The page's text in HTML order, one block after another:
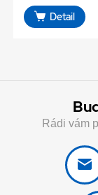
Detail
Rádi vám